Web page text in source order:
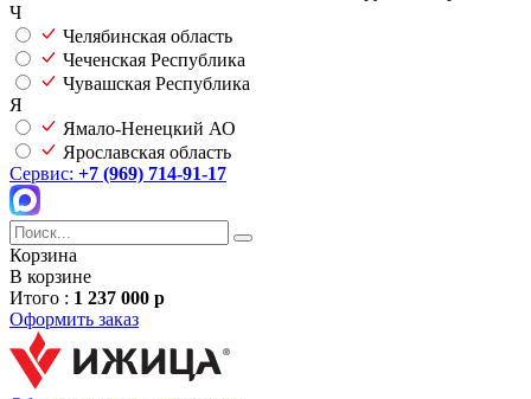
Ч
Челябинская область
Чеченская Республика
Чувашская Республика
Я
Ямало-Ненецкий АО
Ярославская область
Сервис: +7 (969) 714-91-17
Корзина
В корзине
Итого : 1 237 000 р
Оформить заказ